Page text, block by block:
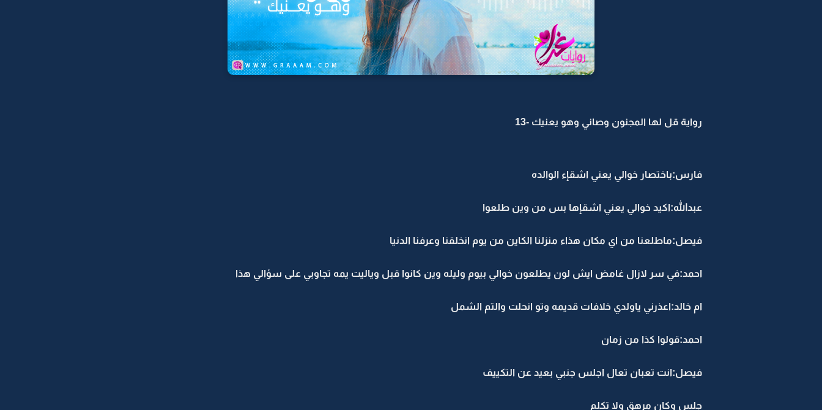
رواية قل لها المجنون وصاني وهو يعنيك -13
فارس:باختصار خوالي يعني اشقإء الوالده
عبدالله:اكيد خوالي يعني اشقإها بس من وين طلعوا
فيصل:ماطلعنا من اي مكان هذاء منزلنا الكاين من يوم انخلقنا وعرفنا الدنيا
احمد:في سر لازال غامض ايش لون يطلعون خوالي بيوم وليله وين كانوا قبل وياليت يمه تجاوبي على سؤالي هذا
ام خالد:اعذرني ياولدي خلافات قديمه وتو انحلت والتم الشمل
احمد:قولوا كذا من زمان
فيصل:انت تعبان تعال اجلس جنبي بعيد عن التكييف
جلس وكان مرهق ولا تكلم